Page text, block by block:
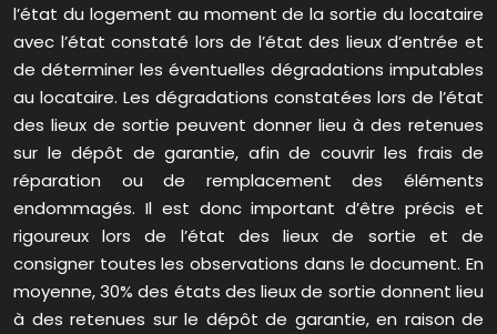
l’état du logement au moment de la sortie du locataire
avec l’état constaté lors de l’état des lieux d’entrée et
de déterminer les éventuelles dégradations imputables
au locataire. Les dégradations constatées lors de l’état
des lieux de sortie peuvent donner lieu à des retenues
sur le dépôt de garantie, afin de couvrir les frais de
réparation ou de remplacement des éléments
endommagés. Il est donc important d’être précis et
rigoureux lors de l’état des lieux de sortie et de
consigner toutes les observations dans le document. En
moyenne, 30% des états des lieux de sortie donnent lieu
à des retenues sur le dépôt de garantie, en raison de